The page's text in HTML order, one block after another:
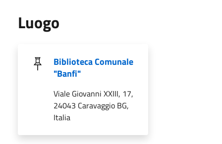
Luogo
Biblioteca Comunale
"Banfi"
Viale Giovanni XXIII, 17,
24043 Caravaggio BG,
Italia